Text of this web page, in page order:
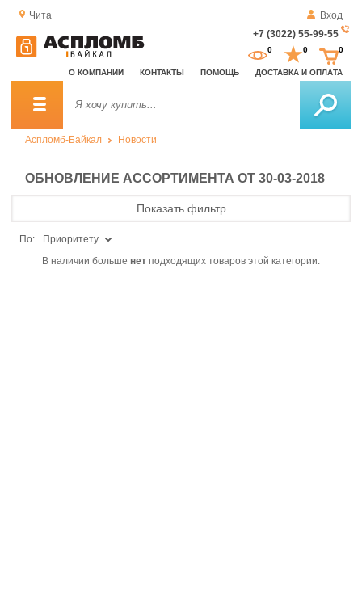
Чита
Вход
+7 (3022) 55-99-55
О КОМПАНИИ КОНТАКТЫ ПОМОЩЬ ДОСТАВКА И ОПЛАТА
0 0 0
Аспломб-Байкал Новости
ОБНОВЛЕНИЕ АССОРТИМЕНТА ОТ 30-03-2018
Показать фильтр
По:
Приоритету
В наличии больше нет подходящих товаров этой категории.